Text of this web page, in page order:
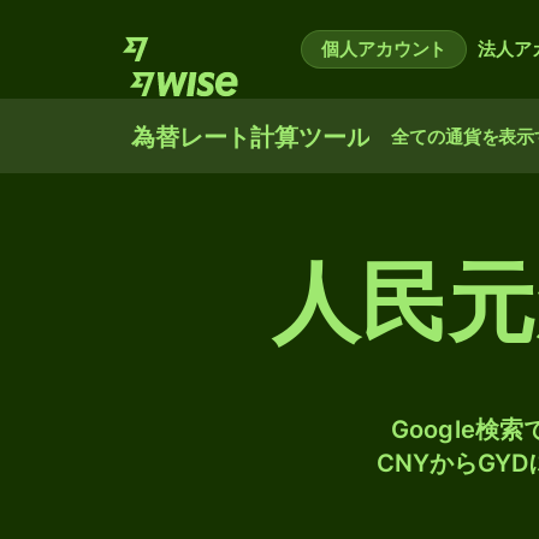
個人アカウント 法人ア
為替レート計算ツール 全ての通貨を表示
人民
Google検索
CNYからGYD